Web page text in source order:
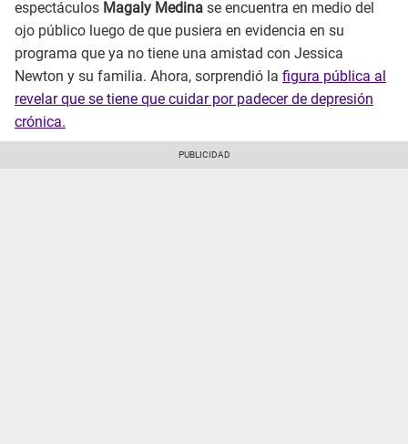
espectáculos Magaly Medina se encuentra en medio del
ojo público luego de que pusiera en evidencia en su
programa que ya no tiene una amistad con Jessica
Newton y su familia. Ahora, sorprendió la figura pública al
revelar que se tiene que cuidar por padecer de depresión
crónica.